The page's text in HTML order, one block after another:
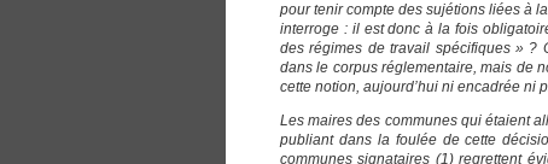
pour tenir compte des sujétions liées à
interroge : il est donc à la fois
des régimes de travail spécifiques » ?
dans le corpus réglementaire, mais de
cette notion, aujourd’hui ni encadrée ni
Les maires des communes qui étaient
publiant dans la foulée de cette
communes signataires (1) regrettent